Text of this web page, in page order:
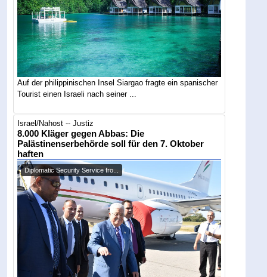
Auf der philippinischen Insel Siargao fragte ein spanischer
Tourist einen Israeli nach seiner ...
Israel/Nahost -- Justiz
8.000 Kläger gegen Abbas: Die
Palästinenserbehörde soll für den 7. Oktober
haften
Diplomatic Security Service fro...